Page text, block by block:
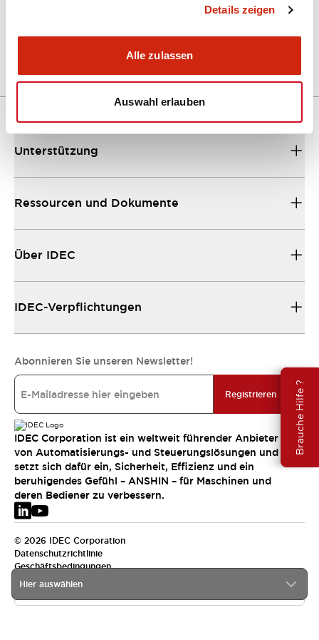
Details zeigen
Alle zulassen
Auswahl erlauben
Brauche Hilfe ?
SWD_Cables_v1-a_(Technical_Specifications_EN)
Hier auswählen
Unterstützung
Ressourcen und Dokumente
Über IDEC
IDEC-Verpflichtungen
Abonnieren Sie unseren Newsletter!
Registrieren
IDEC Corporation ist ein weltweit führender Anbieter
von Automatisierungs- und Steuerungslösungen und
setzt sich dafür ein, Sicherheit, Effizienz und ein
beruhigendes Gefühl – ANSHIN – für Maschinen und
deren Bediener zu verbessern.
© 2026 IDEC Corporation
Datenschutzrichtlinie
Geschäftsbedingungen
EMEA